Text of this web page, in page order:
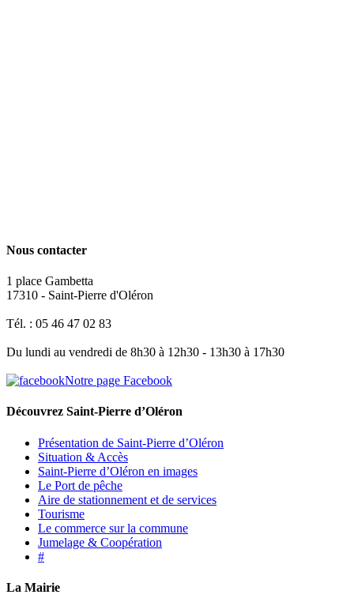
Nous contacter
1 place Gambetta
17310 - Saint-Pierre d'Oléron
Tél. : 05 46 47 02 83
Du lundi au vendredi de 8h30 à 12h30 - 13h30 à 17h30
Notre page Facebook
Découvrez Saint-Pierre d’Oléron
Présentation de Saint-Pierre d’Oléron
Situation & Accès
Saint-Pierre d’Oléron en images
Le Port de pêche
Aire de stationnement et de services
Tourisme
Le commerce sur la commune
Jumelage & Coopération
#
La Mairie